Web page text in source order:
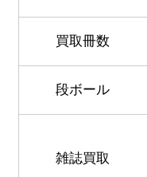
高価買取
買取冊数
段ボール
雑誌買取